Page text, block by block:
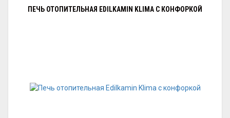
ПЕЧЬ ОТОПИТЕЛЬНАЯ EDILKAMIN KLIMA С КОНФОРКОЙ